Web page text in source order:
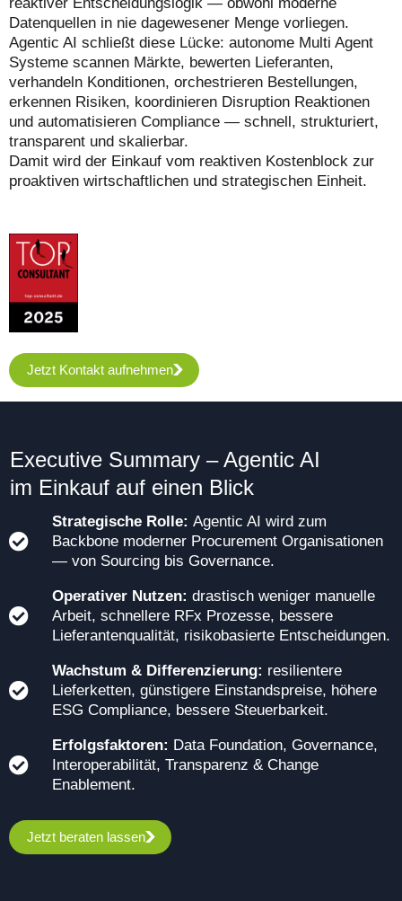
Datenquellen in nie dagewesener Menge vorliegen.
Agentic AI schließt diese Lücke: autonome Multi Agent
Systeme scannen Märkte, bewerten Lieferanten,
verhandeln Konditionen, orchestrieren Bestellungen,
erkennen Risiken, koordinieren Disruption Reaktionen
und automatisieren Compliance — schnell, strukturiert,
transparent und skalierbar.
Damit wird der Einkauf vom reaktiven Kostenblock zur
proaktiven wirtschaftlichen und strategischen Einheit.
Jetzt Kontakt aufnehmen
Executive Summary – Agentic AI
im Einkauf auf einen Blick
Strategische Rolle: Agentic AI wird zum
Backbone moderner Procurement Organisationen
— von Sourcing bis Governance.
Operativer Nutzen: drastisch weniger manuelle
Arbeit, schnellere RFx Prozesse, bessere
Lieferantenqualität, risikobasierte Entscheidungen.
Wachstum & Differenzierung: resilientere
Lieferketten, günstigere Einstandspreise, höhere
ESG Compliance, bessere Steuerbarkeit.
Erfolgsfaktoren: Data Foundation, Governance,
Interoperabilität, Transparenz & Change
Enablement.
Jetzt beraten lassen